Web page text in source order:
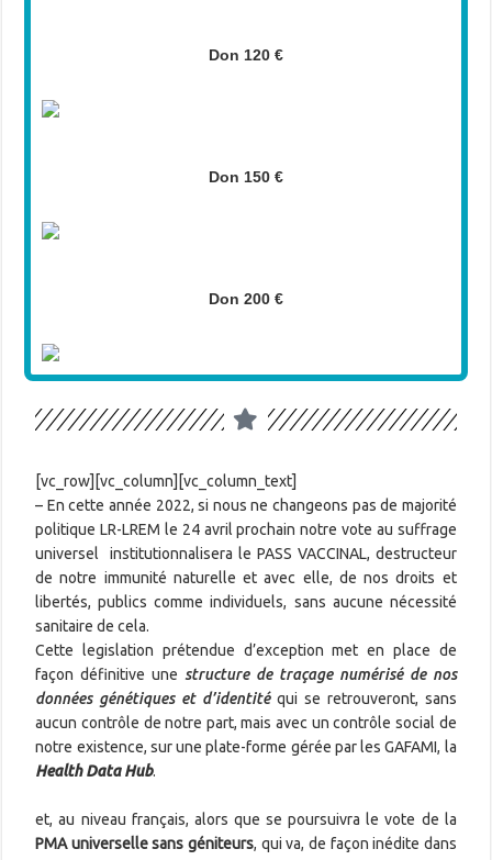
Don 120 €
Don 150 €
Don 200 €
[vc_row][vc_column][vc_column_text]
– En cette année 2022, si nous ne changeons pas de majorité
politique LR-LREM le 24 avril prochain notre vote au suffrage
universel institutionnalisera le PASS VACCINAL, destructeur
de notre immunité naturelle et avec elle, de nos droits et
libertés, publics comme individuels, sans aucune nécessité
sanitaire de cela.
Cette legislation prétendue d’exception met en place de
façon définitive une structure de traçage numérisé de nos
données génétiques et d’identitéqui se retrouveront, sans
aucun contrôle de notre part, mais avec un contrôle social de
notre existence, sur une plate-forme gérée par les GAFAMI, la
Health Data Hub.
et, au niveau français, alors que se poursuivra le vote de la
PMA universelle sans géniteurs, qui va, de façon inédite dans